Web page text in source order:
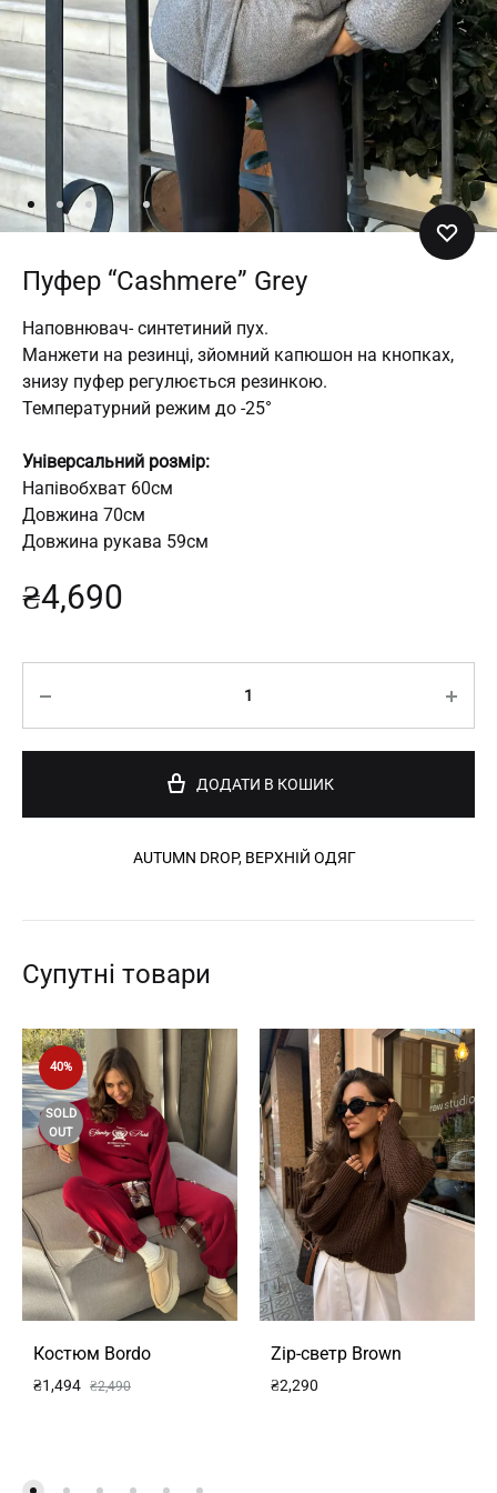
Пуфер “Cashmere” Grey
Наповнювач- синтетиний пух.
Манжети на резинці, зйомний капюшон на кнопках,
знизу пуфер регулюється резинкою.
Температурний режим до -25°
Універсальний розмір:
Напівобхват 60см
Довжина 70см
Довжина рукава 59см
₴4,690
ДОДАТИ В КОШИК
AUTUMN DROP​, ВЕРХНІЙ ОДЯГ
Супутні товари
40%
SOLD
OUT
Костюм Bordo
₴1,494 ₴2,490
Zip-светр Brown
₴2,290